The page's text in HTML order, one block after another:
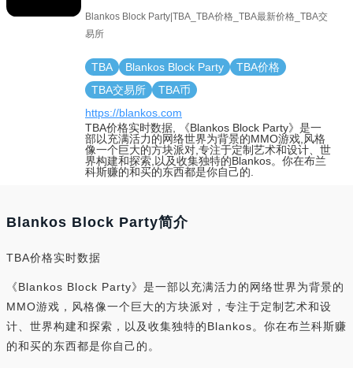
Blankos Block Party|TBA_TBA价格_TBA最新价格_TBA交
易所
TBA Blankos Block Party
TBA价格
TBA交易所
TBA币
https://blankos.com
TBA价格实时数据, 《Blankos Block Party》是一
部以充满活力的网络世界为背景的MMO游戏,风格
像一个巨大的方块派对,专注于定制艺术和设计、世
界构建和探索,以及收集独特的Blankos。你在布兰
科斯赚的和买的东西都是你自己的.
Blankos Block Party简介
TBA价格实时数据
《Blankos Block Party》是一部以充满活力的网络世界为背景的
MMO游戏，风格像一个巨大的方块派对，专注于定制艺术和设
计、世界构建和探索，以及收集独特的Blankos。你在布兰科斯赚
的和买的东西都是你自己的。